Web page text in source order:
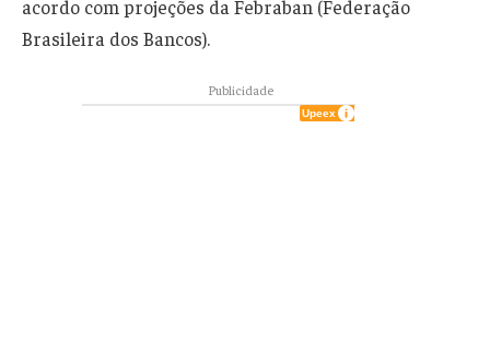
acordo com projeções da Febraban (Federação
Brasileira dos Bancos).
Publicidade